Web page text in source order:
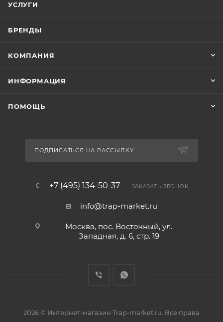
УСЛУГИ
БРЕНДЫ
КОМПАНИЯ
ИНФОРМАЦИЯ
ПОМОЩЬ
ПОДПИСАТЬСЯ НА РАССЫЛКУ
+7 (495) 134-50-37 ЗАКАЗАТЬ ЗВОНОК
info@trap-market.ru
Москва, пос. Восточный, ул.
Западная, д. 6, стр. 19
2026 © Интернет-магазин Trap-market.ru. Все права